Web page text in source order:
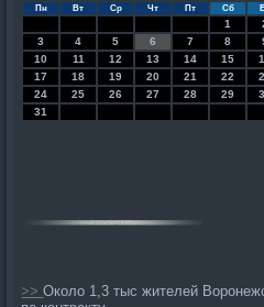
Пн Вт Ср Чт Пт Сб
1
3
4 5 6 7 8
10
11 12 13 14 15
17
18 19 20 21 22
24
25 26 27 28 29
31
>>Около 1,3 тыс жителей